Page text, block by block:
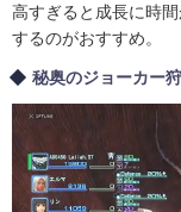
高すぎると成長に時
するのがおすすめ。
秘奥のジョーカー